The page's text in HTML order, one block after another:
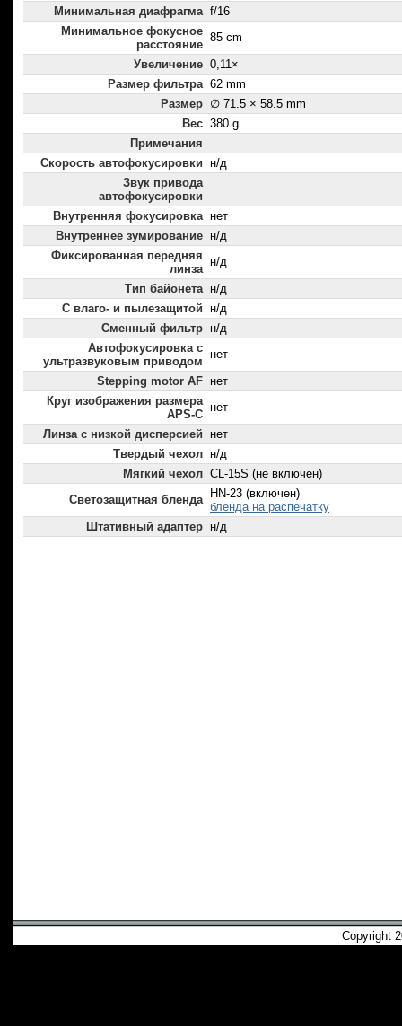
Минимальная диафрагма f/16
Минимальное фокусное
расстояние
85 cm
Увеличение 0,11×
Размер фильтра 62 mm
Размер ∅ 71.5 × 58.5 mm
Вес 380 g
Примечания
Скорость автофокусировки н/д
Звук привода
автофокусировки
Внутренняя фокусировка нет
Внутреннее зумирование н/д
Фиксированная передняя
линза
н/д
Тип байонета н/д
С влаго- и пылезащитой н/д
Сменный фильтр н/д
Автофокусировка с
ультразвуковым приводом
нет
Stepping motor AF нет
Круг изображения размера
APS-C
нет
Линза с низкой дисперсией
нет
Твердый чехол н/д
Мягкий чехол CL-15S (не включен)
Светозащитная бленда
HN-23 (включен)
бленда на распечатку
Штативный адаптер н/д
Copyright